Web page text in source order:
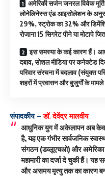
अमेरिकी सर्जन जनरल विवेक
लोनेलिनेस्स एंड आइसोलेशन के
29%, स्ट्रोक का 32% और
रोजाना 15 सिगरेट पीने या मोटापे
इस समस्या के कई कारण हैं।
दबाव, सोशल मीडिया पर कनेक्टेड
परिवार संरचना में बदलाव (संयुक्त
शहरों में प्रवासन और बुजुर्गों के
संपादकीय –डॉ. देवेंद्र मालवीय
आधुनिक युग में अकेलापन अब केवल
है, यह एक गंभीर सार्वजनिक
संगठन (डव्लूएचओ) और अमेरिका
महामारी का दर्जा दे चुकी हैं। यह
और असमय मृत्यु तक का कारण